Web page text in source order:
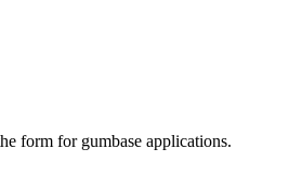
form for gumbase applications.